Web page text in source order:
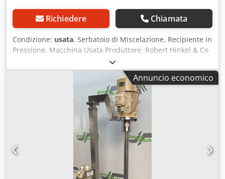
Richiedere Chiamata
Condizione: usata, Serbatoio di Miscelazione, Recipiente in
Pressione, Macchina Usata Produttore: Robert Hinkel & Co
Modello: 9601 Volume: 200 L Pressione di esercizio: 3 bar
Dati elettrici: 380V; 2,0A; 0,75 kW Dsdpfjxacl Tjx Abiock
Dimensioni totali: Ø 850 mm, altezza 1780 mm
Costruzione: Serbatoio cilindrico con fondi bombati poco
accentuati, dotato di agitatore. Il fondo e la camicia del
serbatoio sono a doppia parete con intercapedine
riscaldante. Coperchio removibile con fissaggio flangeato e
bullonato. Il coperchio include un'apertura per
pulizia/ispezione. Materiale: Acciaio al carbonio con
superficie verniciata.
Annuncio economico